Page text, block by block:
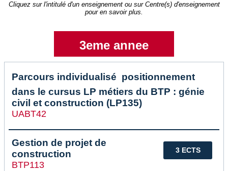
Cliquez sur l'intitulé d'un enseignement ou sur Centre(s) d'enseignement
pour en savoir plus.
3eme annee
Parcours individualisé  positionnement
dans le cursus LP métiers du BTP : génie
civil et construction (LP135)
UABT42
3 ECTS
Gestion de projet de
construction
BTP113